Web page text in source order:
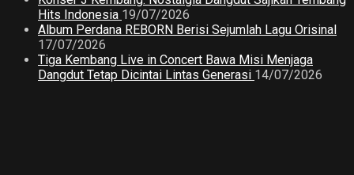
Hits Indonesia 19/07/2026
Album Perdana REBORN Berisi Sejumlah Lagu Orisinal
17/07/2026
Tiga Kembang Live in Concert Bawa Misi Menjaga
Dangdut Tetap Dicintai Lintas Generasi 14/07/2026